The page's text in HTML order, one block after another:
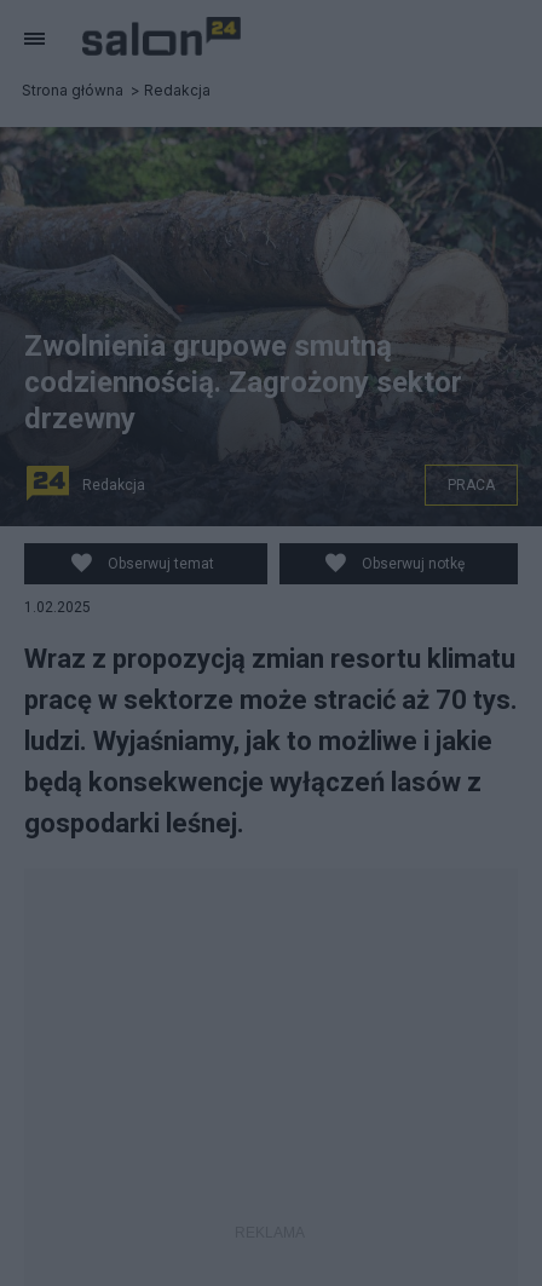
Strona główna Redakcja
Zwolnienia grupowe smutną
codziennością. Zagrożony sektor
drzewny
Redakcja PRACA
Obserwuj temat Obserwuj notkę
1.02.2025
Wraz z propozycją zmian resortu klimatu
pracę w sektorze może stracić aż 70 tys.
ludzi. Wyjaśniamy, jak to możliwe i jakie
będą konsekwencje wyłączeń lasów z
gospodarki leśnej.